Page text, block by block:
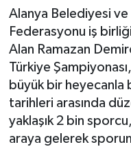
Alanya Belediyesi
Federasyonu iş
Alan Ramazan
Türkiye
büyük bir heyecanla
tarihleri arasında
yaklaşık 2 bin
araya gelerek